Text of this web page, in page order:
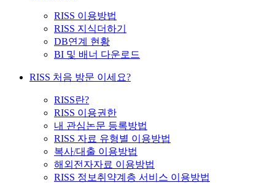
RISS 이용방법
RISS 지식더하기
DB연계 현황
BI 및 배너 다운로드
RISS 처음 방문 이세요?
RISS란?
RISS 이용권한
내 관심논문 등록방법
RISS 자료 유형별 이용방법
복사/대출 이용방법
해외전자자료 이용방법
RISS 정보취약계층 서비스 이용방법